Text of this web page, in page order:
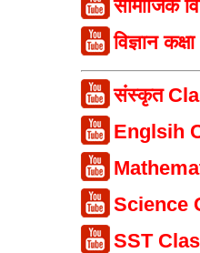
सामाजिक
विज्ञान
संस्कृत
Englsih
Science
SST